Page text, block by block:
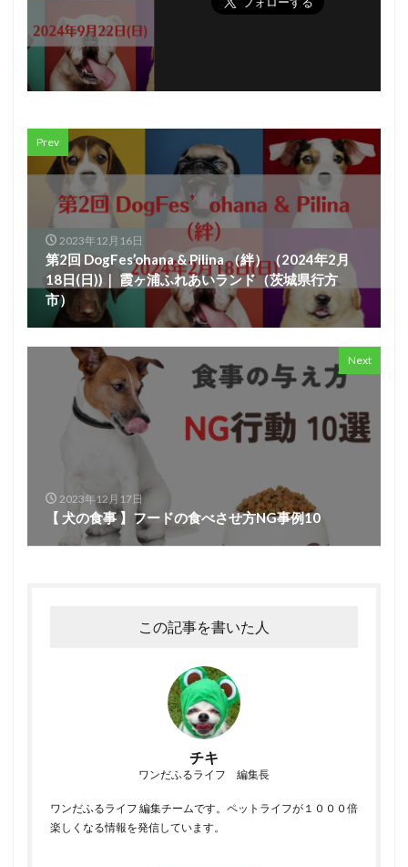
Prev
2023年12月16日
第2回 DogFes’ohana & Pilina （絆）（2024年2月
18日(日))｜ 霞ヶ浦ふれあいランド（茨城県行方
市）
Next
2023年12月17日
【 犬の食事 】フードの食べさせ方NG事例10
この記事を書いた人
チキ
ワンだふるライフ 編集長
ワンだふるライフ 編集チームです。ペットライフが１０００倍
楽しくなる情報を発信しています。